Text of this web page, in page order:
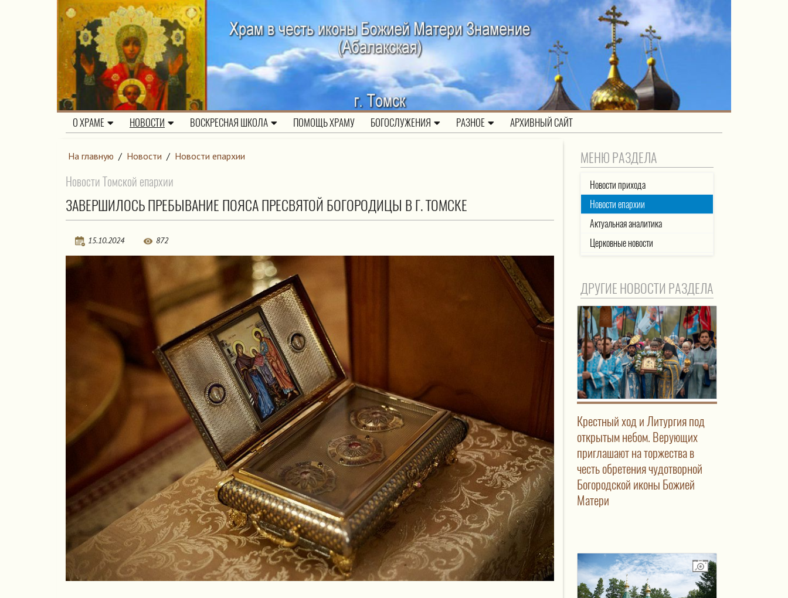
О ХРАМЕ НОВОСТИ ВОСКРЕСНАЯ ШКОЛА ПОМОЩЬ ХРАМУ БОГОСЛУЖЕНИЯ РАЗНОЕ АРХИВНЫЙ САЙТ
На главную / Новости / Новости епархии
Новости Томской епархии
ЗАВЕРШИЛОСЬ ПРЕБЫВАНИЕ ПОЯСА ПРЕСВЯТОЙ БОГОРОДИЦЫ В Г. ТОМСКЕ
15.10.2024 872
МЕНЮ РАЗДЕЛА
Новости прихода
Новости епархии
Актуальная аналитика
Церковные новости
ДРУГИЕ НОВОСТИ РАЗДЕЛА
Крестный ход и Литургия под
открытым небом. Верующих
приглашают на торжества в
честь обретения чудотворной
Богородской иконы Божией
Матери